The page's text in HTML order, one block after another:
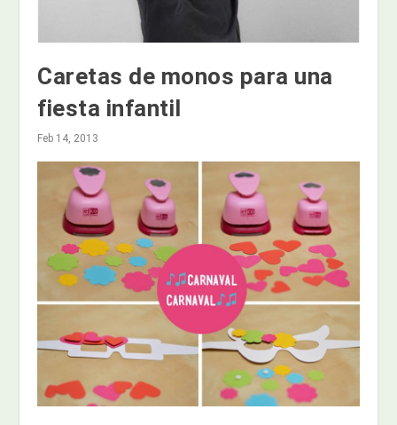
Caretas de monos para una
fiesta infantil
Feb 14, 2013